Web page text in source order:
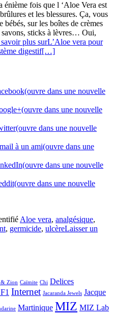
énième fois que l ‘Aloe Vera est
et les blessures. Ça, vous
bébés, sur les boîtes de crèmes
savons, sticks à lèvres… Oui,
plus surL’Aloe vera pour
digestif[…]
dans une nouvelle
dans une nouvelle
dans une nouvelle
à un ami(ouvre dans une
dans une nouvelle
dans une nouvelle
Aloe vera, analgésique,
, germicide, ulcèreLaisser un
& Zion Caïmite Chi Delices
Internet Jacaranda Jewels Jacque
Martinique MIZ MIZ Lab